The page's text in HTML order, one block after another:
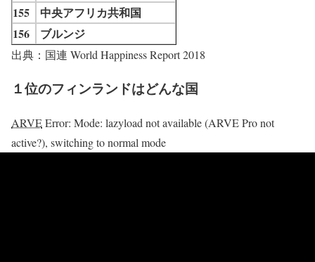
155
中央アフリカ共和国
156
ブルンジ
出典：国連 World Happiness Report 2018
１位のフィンランドはどんな国
ARVEError: Mode: lazyload not available (ARVE Pro not
active?), switching to normal mode